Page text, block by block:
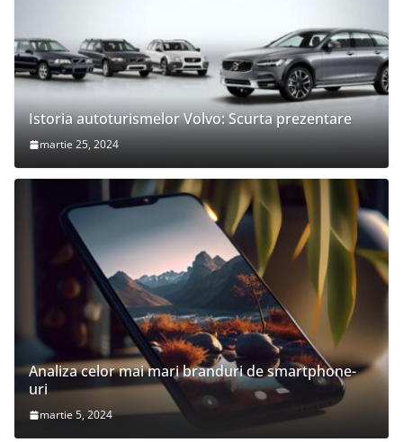
Istoria autoturismelor Volvo: Scurta prezentare
martie 25, 2024
Analiza celor mai mari branduri de smartphone-
uri
martie 5, 2024